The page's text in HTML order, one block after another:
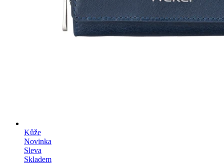
Kůže
Novinka
Sleva
Skladem